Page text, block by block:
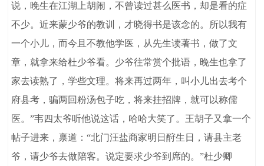
说，晚生在江湖上胡闹，不曾读过甚么医书，却是看的症
不少。近来蒙少爷的教训，才晓得书是该念的。所以我有
一个小儿，而今且不教他学医，从先生读著书，做了文
章，就拿来给杜少爷看。少爷往常赏个批语，晚生也拿了
家去读熟了，学些文理。将来再过两年，叫小儿出去考个
府县考，骗两回粉汤包子吃，将来挂招牌，就可以称儒
医。”韦四太爷听他说这话，哈哈大笑了。王胡子又拿一个
帖子进来，禀道：“北门汪盐商家明日酧生日，请县主老
爷，请少爷去做陪客。说定要求少爷到席的。”杜少卿